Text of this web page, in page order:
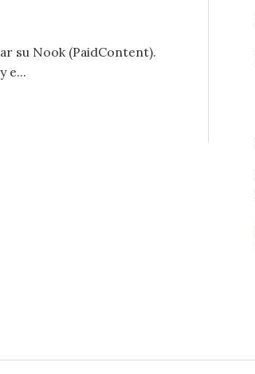
su Nook (PaidContent).
e...